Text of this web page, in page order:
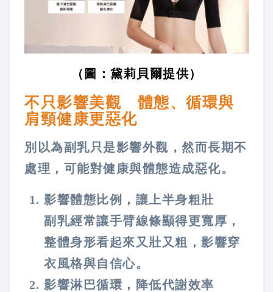
（圖：黛莉貝爾提供）
不只影響美觀 體態、循環與
肩頸健康更惡化
別以為副乳只是影響外觀，然而長期不
處理，可能對健康與體態造成惡化。
影響體態比例，讓上半身粗壯
副乳經常讓手臂線條顯得更寬厚，
整體身形看起來又壯又粗，影響穿
衣風格與自信心。
影響淋巴循環，降低代謝效率